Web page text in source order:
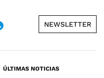
NEWSLETTER
ÚLTIMAS NOTICIAS